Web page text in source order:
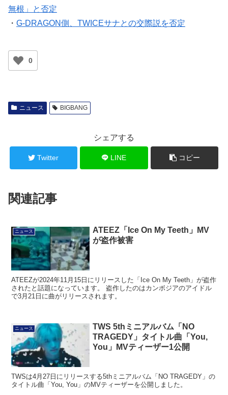
無根」と否定
・ G-DRAGON側、TWICEサナとの交際説を否定
0
ニュース BIGBANG
シェアする
Twitter LINE コピー
関連記事
ニュース
ATEEZ「Ice On My Teeth」MV
が盗作被害
ATEEZが2024年11月15日にリリースした「Ice On My Teeth」が盗作
されたと話題になっています。 盗作したのはカンボジアのアイドル
で3月21日に曲がリリースされます。
ニュース
TWS 5thミニアルバム「NO
TRAGEDY」タイトル曲「You,
You」MVティーザー1公開
TWSは4月27日にリリースする5thミニアルバム「NO TRAGEDY」の
タイトル曲「You, You」のMVティーザーを公開しました。